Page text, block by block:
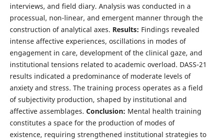
interviews, and field diary. Analysis was conducted in a
processual, non-linear, and emergent manner through the
construction of analytical axes. Results: Findings revealed
intense affective experiences, oscillations in modes of
engagement in care, development of the clinical gaze, and
institutional tensions related to academic overload. DASS-21
results indicated a predominance of moderate levels of
anxiety and stress. The training process operates as a field
of subjectivity production, shaped by institutional and
affective assemblages. Conclusion: Mental health training
constitutes a space for the production of modes of
existence, requiring strengthened institutional strategies to